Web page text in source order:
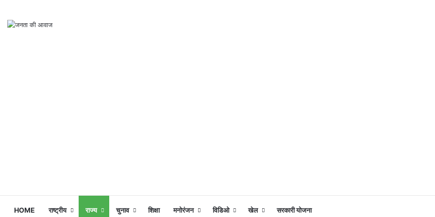
HOME राष्ट्रीय राज्य चुनाव शिक्षा मनोरंजन विडिओ खेल सरकारी योजना